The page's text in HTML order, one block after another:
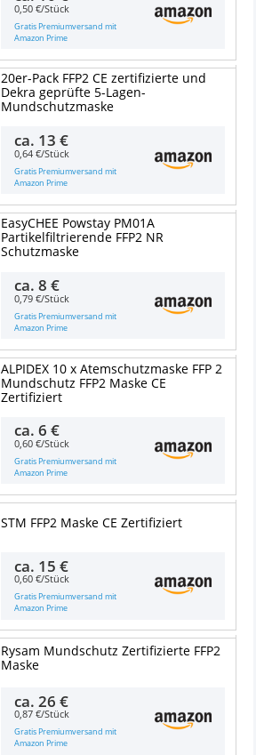
0,50 €/Stück
Gratis Premiumversand mit
Amazon Prime
20er-Pack FFP2 CE zertifizierte und
Dekra geprüfte 5-Lagen-
Mundschutzmaske
ca. 13 €
0,64 €/Stück
Gratis Premiumversand mit
Amazon Prime
EasyCHEE Powstay PM01A
Partikelfiltrierende FFP2 NR
Schutzmaske
ca.8 €
0,79 €/Stück
Gratis Premiumversand mit
Amazon Prime
ALPIDEX 10 x Atemschutzmaske FFP 2
Mundschutz FFP2 Maske CE
Zertifiziert
ca.6 €
0,60 €/Stück
Gratis Premiumversand mit
Amazon Prime
STM FFP2 Maske CE Zertifiziert
ca. 15 €
0,60 €/Stück
Gratis Premiumversand mit
Amazon Prime
Rysam Mundschutz Zertifizierte FFP2
Maske
ca.26 €
0,87 €/Stück
Gratis Premiumversand mit
Amazon Prime